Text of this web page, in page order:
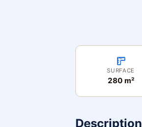
SURFACE
280 m²
Description